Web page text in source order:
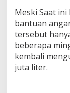
Meski Saat ini
bantuan
tersebut
beberapa
kembali
juta liter.